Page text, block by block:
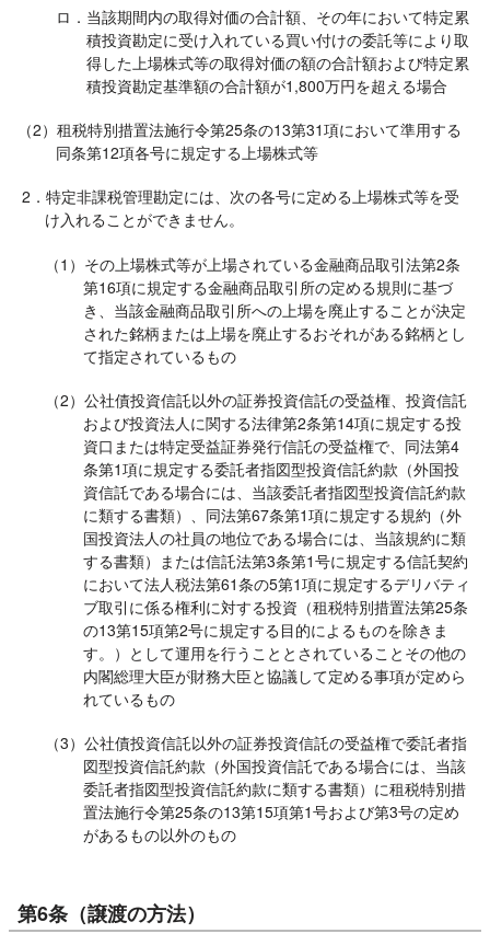
ロ．当該期間内の取得対価の合計額、その年において特定累
積投資勘定に受け入れている買い付けの委託等により取
得した上場株式等の取得対価の額の合計額および特定累
積投資勘定基準額の合計額が1,800万円を超える場合
（2）租税特別措置法施行令第25条の13第31項において準用する
同条第12項各号に規定する上場株式等
2．特定非課税管理勘定には、次の各号に定める上場株式等を受
け入れることができません。
（1）その上場株式等が上場されている金融商品取引法第2条
第16項に規定する金融商品取引所の定める規則に基づ
き、当該金融商品取引所への上場を廃止することが決定
された銘柄または上場を廃止するおそれがある銘柄とし
て指定されているもの
（2）公社債投資信託以外の証券投資信託の受益権、投資信託
および投資法人に関する法律第2条第14項に規定する投
資口または特定受益証券発行信託の受益権で、同法第4
条第1項に規定する委託者指図型投資信託約款（外国投
資信託である場合には、当該委託者指図型投資信託約款
に類する書類）、同法第67条第1項に規定する規約（外
国投資法人の社員の地位である場合には、当該規約に類
する書類）または信託法第3条第1号に規定する信託契約
において法人税法第61条の5第1項に規定するデリバティ
ブ取引に係る権利に対する投資（租税特別措置法第25条
の13第15項第2号に規定する目的によるものを除きま
す。）として運用を行うこととされていることその他の
内閣総理大臣が財務大臣と協議して定める事項が定めら
れているもの
（3）公社債投資信託以外の証券投資信託の受益権で委託者指
図型投資信託約款（外国投資信託である場合には、当該
委託者指図型投資信託約款に類する書類）に租税特別措
置法施行令第25条の13第15項第1号および第3号の定め
があるもの以外のもの
第6条（譲渡の方法）